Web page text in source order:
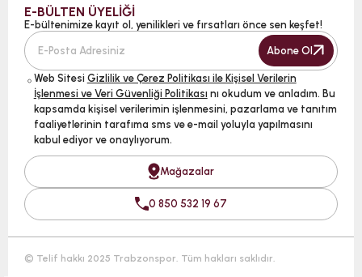
E-BÜLTEN ÜYELİĞİ
E-bültenimize kayıt ol, yenilikleri ve fırsatları önce sen keşfet!
Abone Ol
Web Sitesi Gizlilik ve Çerez Politikası ile Kişisel Verilerin
İşlenmesi ve Veri Güvenliği Politikası nı okudum ve anladım. Bu
kapsamda kişisel verilerimin işlenmesini, pazarlama ve tanıtım
faaliyetlerinin tarafıma sms ve e-mail yoluyla yapılmasını
kabul ediyor ve onaylıyorum.
Mağazalar
0 850 532 19 67
© Telif hakkı 2025 Trabzonspor. Tüm hakları saklıdır.